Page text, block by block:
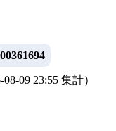
08-09 23:55 集計）